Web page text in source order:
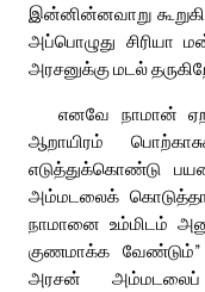
இன்னின்னவாறு
அப்பொழுது சிரியா
அரசனுக்கு மடல்
எனவே நாமான்
ஆறாயிரம்
எடுத்துக்கொண்டு
அம்மடலைக்
நாமானை உம்மிடம்
குணமாக்க வேண்டும்”
அரசன்